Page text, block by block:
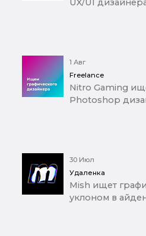
UX/UI
1 Авг
Freelance
Nitro Gaming
Photoshop
30 Июл
Удаленка
Mish ищет
уклоном в